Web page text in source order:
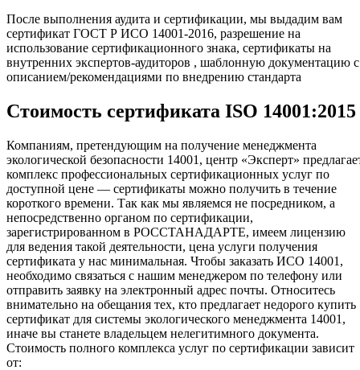
После выполнения аудита и сертификации, мы выдадим вам
сертификат ГОСТ Р ИСО 14001-2016, разрешение на
использование сертификационного знака, сертификаты на
внутренних экспертов-аудиторов , шаблонную документацию с
описанием/рекомендациями по внедрению стандарта
Стоимость сертификата ISO 14001:2015
Компаниям, претендующим на получение менеджмента
экологической безопасности 14001, центр «Эксперт»
комплекс профессиональных сертификационных услуг по
доступной цене — сертификаты можно получить в течение
короткого времени. Так как мы являемся не посредником, а
непосредственно органом по сертификации,
зарегистрированном в РОССТАНАДАРТЕ, имеем лицензию
для ведения такой деятельности, цена услуги получения
сертификата у нас минимальная. Чтобы заказать ИСО 14001,
необходимо связаться с нашим менеджером по телефону или
отправить заявку на электронный адрес почты. Относитесь
внимательно на обещания тех, кто предлагает недорого купить
сертификат для системы экологического менеджмента 14001,
иначе вы станете владельцем нелегитимного документа.
Стоимость полного комплекса услуг по сертификации зависит
от: